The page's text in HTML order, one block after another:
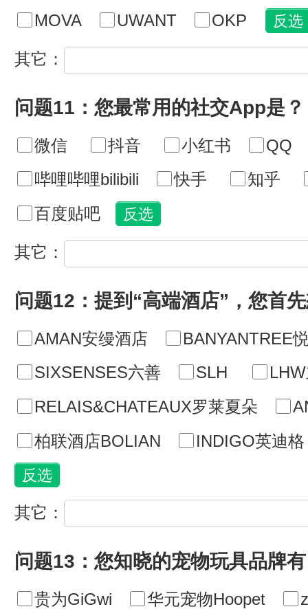
MOVA UWANT OKP
其它：
问题11：您最常用的社交App是？
微信 抖音 小红书
QQ
哔哩哔哩bilibili
快手
知乎
百度贴吧
其它：
问题12：提到“高端酒店”，您首
AMAN安缦酒店
BANYANTREE
SIXSENSES六善
SLH
RELAIS&CHATEAUX罗莱夏朵
柏联酒店BOLIAN
INDIGO英迪格
其它：
问题13：您知晓的宠物玩具品牌
贵为GiGwi 华元宠物Hoopet